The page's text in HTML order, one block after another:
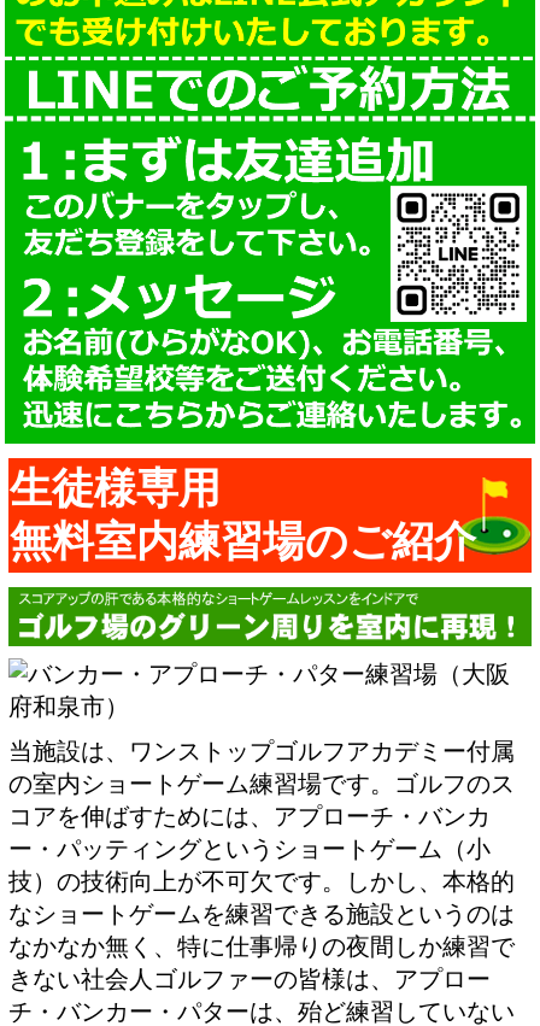
生徒様専用
無料室内練習場のご紹介
当施設は、ワンストップゴルフアカデミー付属
の室内ショートゲーム練習場です。ゴルフのス
コアを伸ばすためには、アプローチ・バンカ
ー・パッティングというショートゲーム（小
技）の技術向上が不可欠です。しかし、本格的
なショートゲームを練習できる施設というのは
なかなか無く、特に仕事帰りの夜間しか練習で
きない社会人ゴルファーの皆様は、アプロー
チ・バンカー・パターは、殆ど練習していない